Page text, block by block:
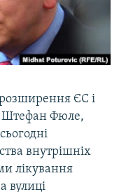
ЄС і
Штефан Фюле,
внутрішніх
лікування
вулиці